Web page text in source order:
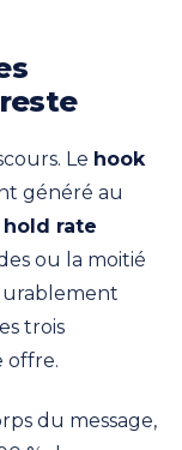
Le hook
généré au
hold rate
ou la moitié
trois
offre.
du message,